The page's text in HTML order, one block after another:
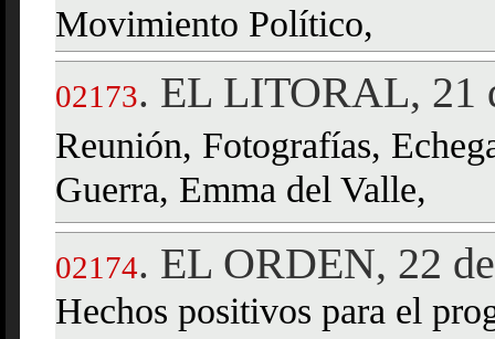
Movimiento Político,
02173. EL LITORAL, 21
Reunión, Fotografías,
Guerra, Emma del Valle,
02174. EL ORDEN, 22
Hechos positivos para el